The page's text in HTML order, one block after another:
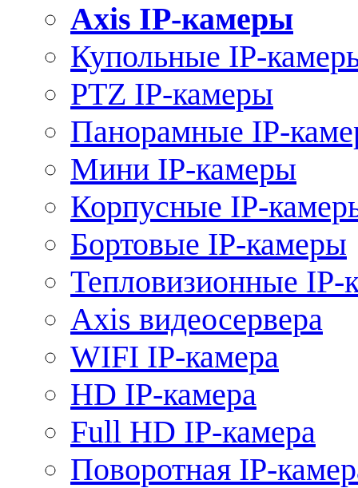
Axis IP-камеры
Купольные IP-
PTZ IP-камеры
Панорамные IP-
Мини IP-камеры
Корпусные IP-
Бортовые IP-камеры
Тепловизионные IP-
Axis видеосервера
WIFI IP-камера
HD IP-камера
Full HD IP-камера
Поворотная IP-